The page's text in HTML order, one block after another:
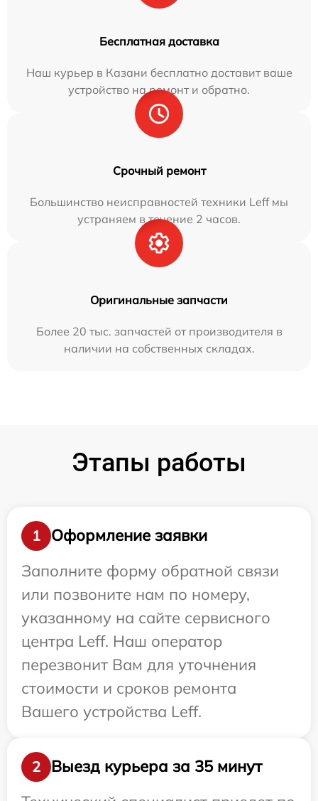
Бесплатная доставка
Наш курьер в Казани бесплатно доставит ваше
устройство на ремонт и обратно.
Срочный ремонт
Большинство неисправностей техники Leff мы
устраняем в течение 2 часов.
Оригинальные запчасти
Более 20 тыс. запчастей от производителя в
наличии на собственных складах.
Этапы работы
1
Оформление заявки
Заполните форму обратной связи
или позвоните нам по номеру,
указанному на сайте сервисного
центра Leff. Наш оператор
перезвонит Вам для уточнения
стоимости и сроков ремонта
Вашего устройства Leff.
2
Выезд курьера за 35 минут